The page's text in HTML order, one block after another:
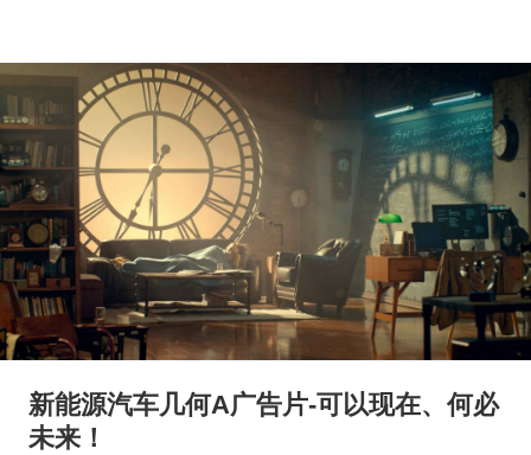
新能源汽车几何A广告片-可以现在、何必
未来！